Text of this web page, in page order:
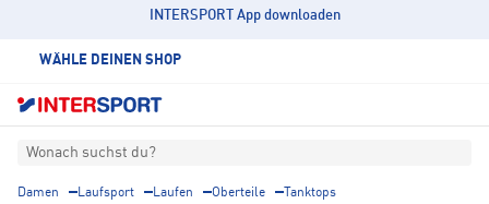
INTERSPORT App downloaden
WÄHLE DEINEN SHOP
Wonach suchst du?
Damen Laufsport Laufen Oberteile Tanktops